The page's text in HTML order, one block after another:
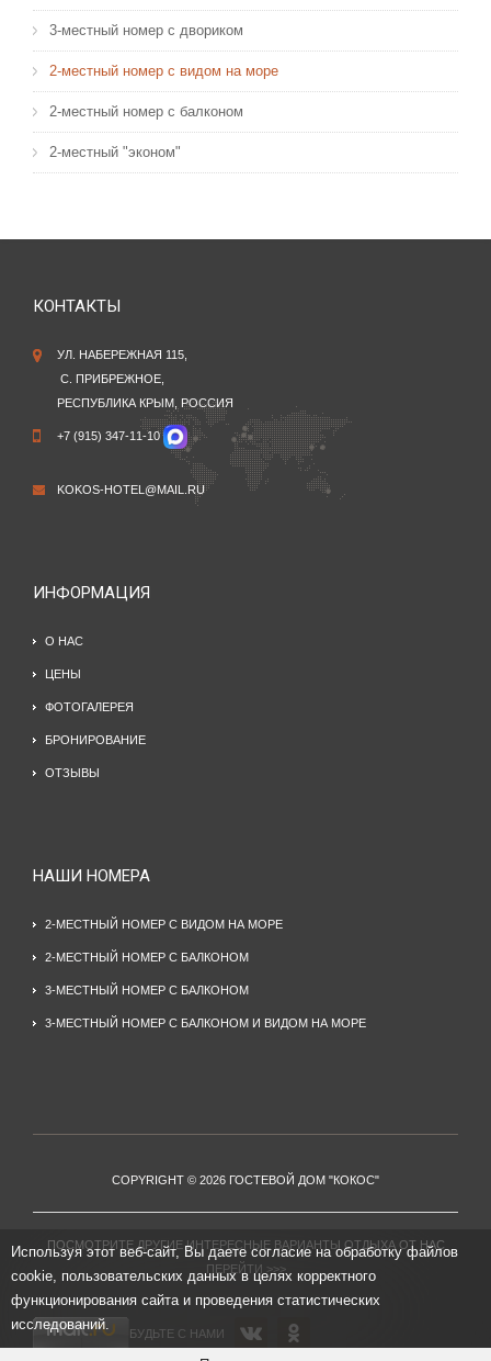
3-местный номер с двориком
2-местный номер с видом на море
2-местный номер с балконом
2-местный "эконом"
КОНТАКТЫ
УЛ. НАБЕРЕЖНАЯ 115,
С. ПРИБРЕЖНОЕ,
РЕСПУБЛИКА КРЫМ, РОССИЯ
+7 (915) 347-11-10
KOKOS-HOTEL@MAIL.RU
ИНФОРМАЦИЯ
О НАС
ЦЕНЫ
ФОТОГАЛЕРЕЯ
БРОНИРОВАНИЕ
ОТЗЫВЫ
НАШИ НОМЕРА
2-МЕСТНЫЙ НОМЕР С ВИДОМ НА МОРЕ
2-МЕСТНЫЙ НОМЕР С БАЛКОНОМ
3-МЕСТНЫЙ НОМЕР С БАЛКОНОМ
3-МЕСТНЫЙ НОМЕР С БАЛКОНОМ И ВИДОМ НА МОРЕ
COPYRIGHT © 2026 ГОСТЕВОЙ ДОМ "КОКОС"
ПОСМОТРИТЕ ДРУГИЕ ИНТЕРЕСНЫЕ ВАРИАНТЫ ОТДЫХА ОТ НАС
ПЕРЕЙТИ >>>
БУДЬТЕ С НАМИ
Используя этот веб-сайт, Вы даете согласие на обработку файлов
cookie, пользовательских данных в целях корректного
функционирования сайта и проведения статистических
исследований.